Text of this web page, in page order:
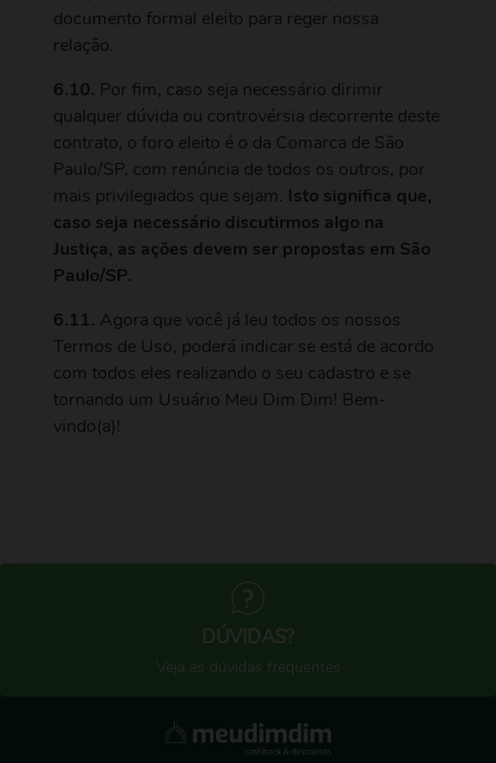
documento formal eleito para reger nossa
relação.
6.10. Por fim, caso seja necessário dirimir
qualquer dúvida ou controvérsia decorrente deste
contrato, o foro eleito é o da Comarca de São
Paulo/SP, com renúncia de todos os outros, por
mais privilegiados que sejam. Isto significa que,
caso seja necessário discutirmos algo na
Justiça, as ações devem ser propostas em São
Paulo/SP.
6.11. Agora que você já leu todos os nossos
Termos de Uso, poderá indicar se está de acordo
com todos eles realizando o seu cadastro e se
tornando um Usuário Meu Dim Dim! Bem-
vindo(a)!
DÚVIDAS?
Veja as dúvidas frequentes